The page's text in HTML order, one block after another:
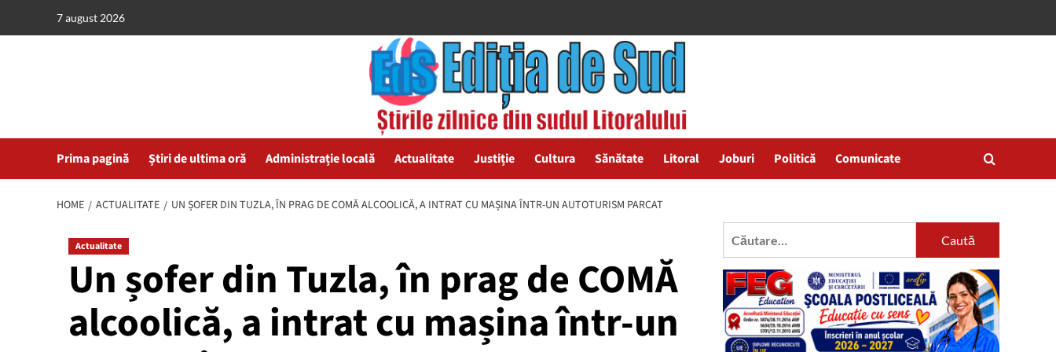
7 august 2026
Prima pagină Știri de ultima oră Administrație locală Actualitate Justiție Cultura Sănătate Litoral Joburi Politică Comunicate
HOME ACTUALITATE UN ȘOFER DIN TUZLA, ÎN PRAG DE COMĂ ALCOOLICĂ, A INTRAT CU MAȘINA ÎNTR-UN AUTOTURISM PARCAT
Actualitate
Un șofer din Tuzla, în prag de COMĂ
alcoolică, a intrat cu mașina într-un
Caută